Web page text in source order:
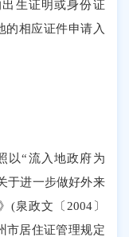
生证明或身份证
的相应证件申请入
以“流入地政府为
于进一步做好外来
(泉政文〔 2004〕
市居住证管理规定